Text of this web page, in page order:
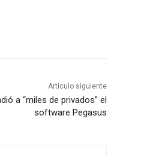
Artículo siguiente
a “miles de privados” el
software Pegasus